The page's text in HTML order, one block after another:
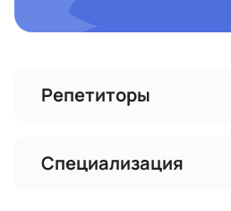
Репетиторы
Специализация